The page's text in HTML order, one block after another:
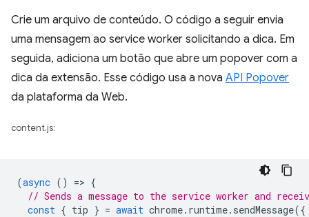
Crie um arquivo de conteúdo. O código a seguir envia
uma mensagem ao service worker solicitando a dica. Em
seguida, adiciona um botão que abre um popover com a
dica da extensão. Esse código usa a nova API Popover
da plataforma da Web.
content.js:
(async () => {
// Sends a message to the service worker and
const { tip } = await chrome. runtime. sendMessage({